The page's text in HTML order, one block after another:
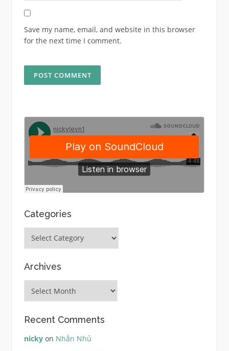
Save my name, email, and website in this browser
for the next time I comment.
Categories
Categories
Archives
Recent Comments
nickyon Nhắn Nhủ